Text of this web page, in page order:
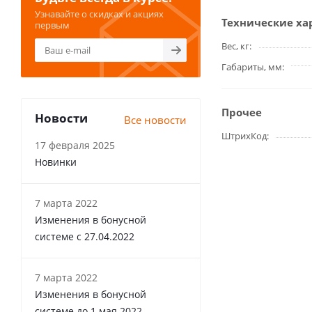
Технические
Вес, кг
Габариты, мм
Прочее
ШтрихКод
Узнавайте о скидках и акциях
первым
Новости Все новости
17 февраля 2025
Новинки
7 марта 2022
Изменения в бонусной
системе с 27.04.2022
7 марта 2022
Изменения в бонусной